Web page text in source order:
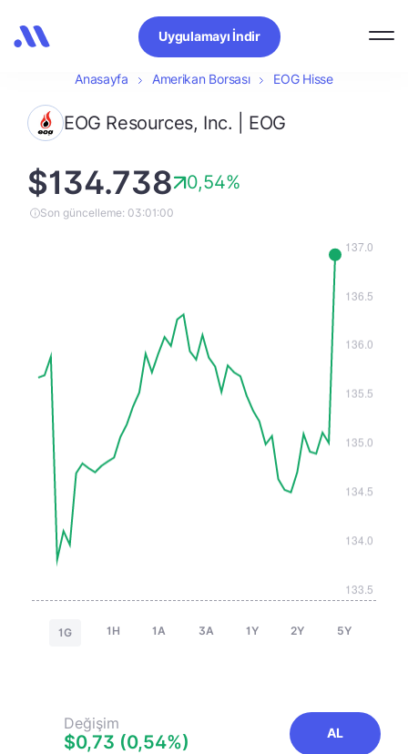
Uygulamayı İndir
Anasayfa Amerikan Borsası EOG Hisse
EOG Resources, Inc. | EOG
$134.738 0,54%
Son güncelleme: 03:01:00
1G 1H 1A 3A 1Y 2Y 5Y
Değişim
$0,73 (0,54%) AL